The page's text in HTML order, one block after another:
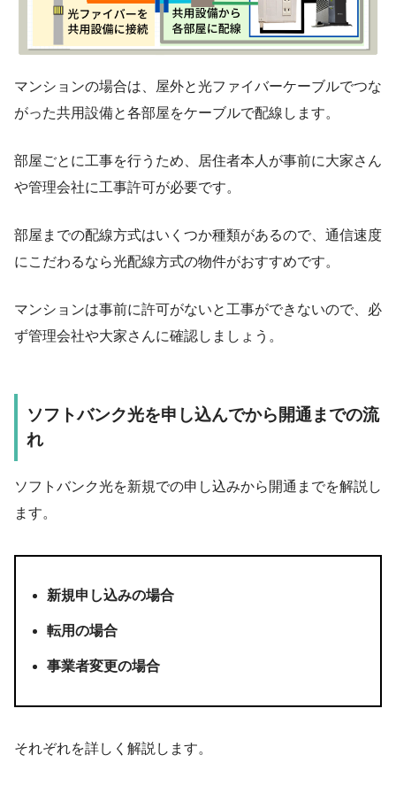
マンションの場合は、屋外と光ファイバーケーブルでつな
がった共用設備と各部屋をケーブルで配線します。
部屋ごとに工事を行うため、居住者本人が事前に大家さん
や管理会社に工事許可が必要です。
部屋までの配線方式はいくつか種類があるので、通信速度
にこだわるなら光配線方式の物件がおすすめです。
マンションは事前に許可がないと工事ができないので、必
ず管理会社や大家さんに確認しましょう。
ソフトバンク光を申し込んでから開通までの流
れ
ソフトバンク光を新規での申し込みから開通までを解説し
ます。
新規申し込みの場合
転用の場合
事業者変更の場合
それぞれを詳しく解説します。